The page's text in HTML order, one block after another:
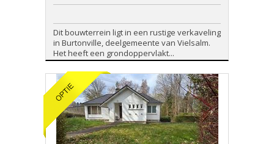
Dit bouwterrein ligt in een rustige verkaveling
in Burtonville, deelgemeente van Vielsalm.
Het heeft een grondoppervlakt...